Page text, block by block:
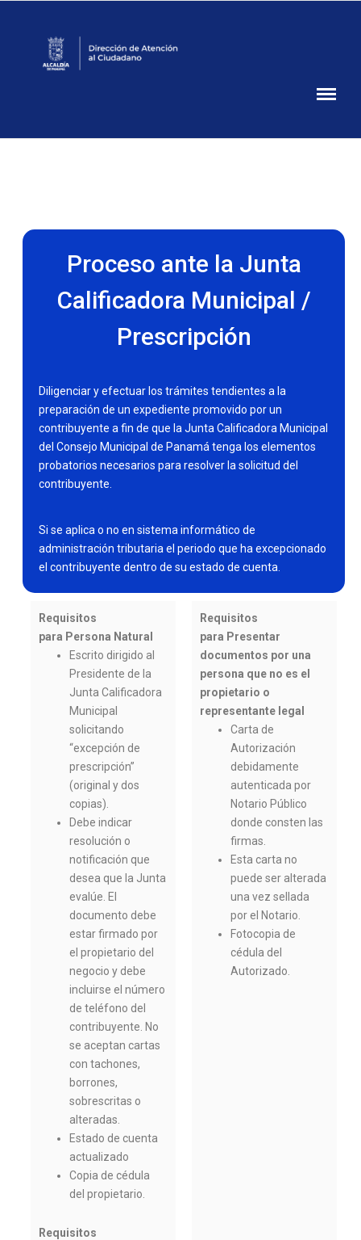
Atención
Ciudadana
Proceso ante la Junta
Calificadora Municipal /
Prescripción
Diligenciar y efectuar los trámites tendientes a la
preparación de un expediente promovido por un
contribuyente a fin de que la Junta Calificadora Municipal
del Consejo Municipal de Panamá tenga los elementos
probatorios necesarios para resolver la solicitud del
contribuyente.
Si se aplica o no en sistema informático de
administración tributaria el periodo que ha excepcionado
el contribuyente dentro de su estado de cuenta.
Requisitos
para Persona Natural
Escrito dirigido al
Presidente de la
Junta Calificadora
Municipal
solicitando
“excepción de
prescripción”
(original y dos
copias).
Debe indicar
resolución o
notificación que
desea que la Junta
evalúe. El
documento debe
estar firmado por
el propietario del
negocio y debe
incluirse el número
de teléfono del
contribuyente. No
se aceptan cartas
con tachones,
borrones,
sobrescritas o
alteradas.
Estado de cuenta
actualizado
Copia de cédula
del propietario.
Requisitos
Requisitos
para Presentar
documentos por una
persona que no es el
propietario o
representante legal
Carta de
Autorización
debidamente
autenticada por
Notario Público
donde consten las
firmas.
Esta carta no
puede ser alterada
una vez sellada
por el Notario.
Fotocopia de
cédula del
Autorizado.